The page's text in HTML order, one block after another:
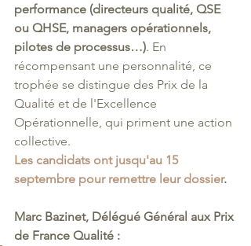
performance (directeurs qualité, QSE
ou QHSE, managers opérationnels,
pilotes de processus…). En
récompensant une personnalité, ce
trophée se distingue des Prix de la
Qualité et de l'Excellence
Opérationnelle, qui priment une action
collective.
Les candidats ont jusqu'au 15
septembre pour remettre leur dossier.
Marc Bazinet, Délégué Général aux Prix
de France Qualité :